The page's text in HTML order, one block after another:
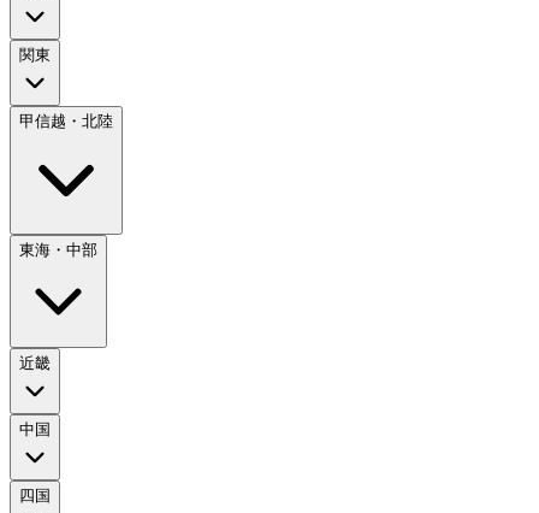
関東
甲信越・北陸
東海・中部
近畿
中国
四国